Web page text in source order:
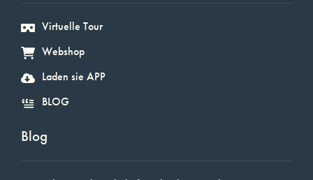
Virtuelle Tour
Webshop
Laden sie APP
BLOG
Blog